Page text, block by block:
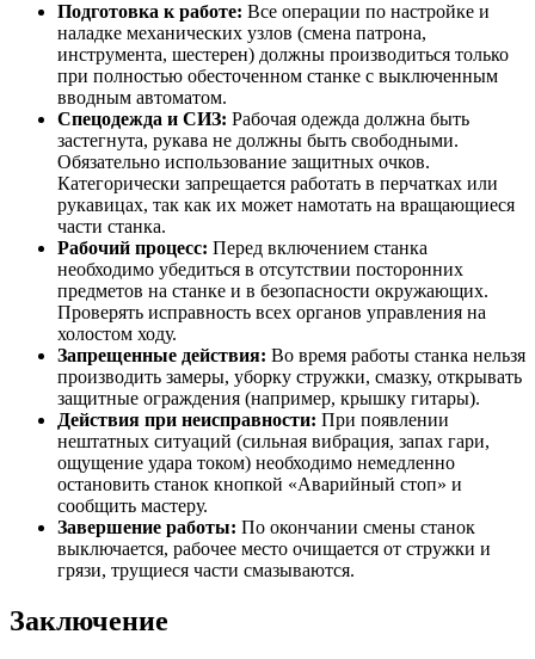
Подготовка к работе: Все операции по настройке и
наладке механических узлов (смена патрона,
инструмента, шестерен) должны производиться только
при полностью обесточенном станке с выключенным
вводным автоматом.
Спецодежда и СИЗ: Рабочая одежда должна быть
застегнута, рукава не должны быть свободными.
Обязательно использование защитных очков.
Категорически запрещается работать в перчатках или
рукавицах, так как их может намотать на вращающиеся
части станка.
Рабочий процесс: Перед включением станка
необходимо убедиться в отсутствии посторонних
предметов на станке и в безопасности окружающих.
Проверять исправность всех органов управления на
холостом ходу.
Запрещенные действия: Во время работы станка нельзя
производить замеры, уборку стружки, смазку, открывать
защитные ограждения (например, крышку гитары).
Действия при неисправности: При появлении
нештатных ситуаций (сильная вибрация, запах гари,
ощущение удара током) необходимо немедленно
остановить станок кнопкой «Аварийный стоп» и
сообщить мастеру.
Завершение работы: По окончании смены станок
выключается, рабочее место очищается от стружки и
грязи, трущиеся части смазываются.
Заключение